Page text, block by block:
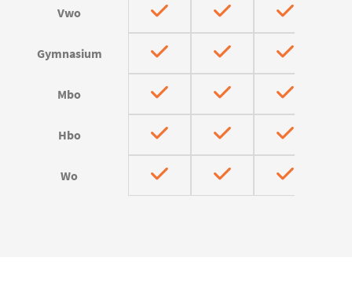
Vwo
Gymnasium
Mbo
Hbo
Wo